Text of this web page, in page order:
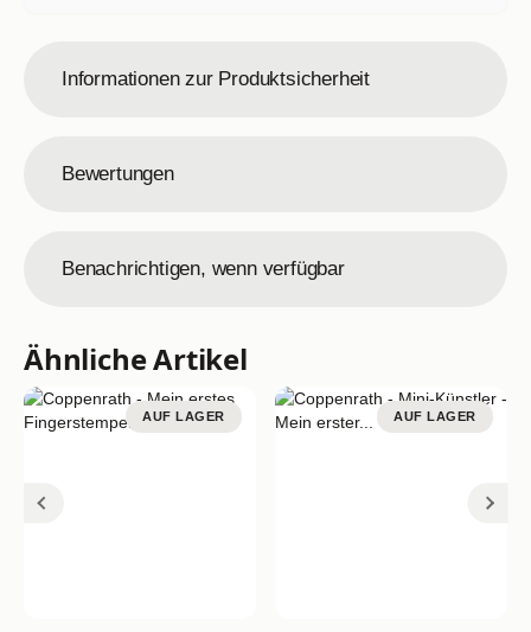
Informationen zur Produktsicherheit
Bewertungen
Benachrichtigen, wenn verfügbar
Ähnliche Artikel
AUF LAGER AUF LAGER